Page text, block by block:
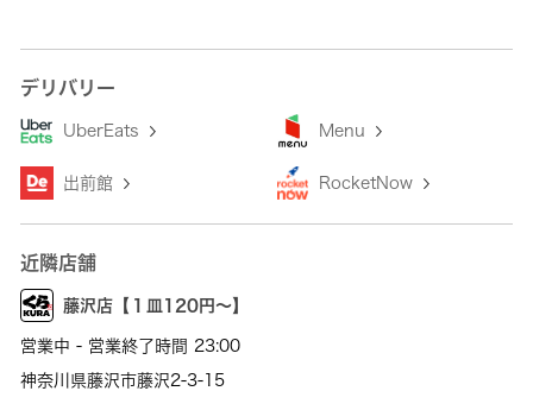
デリバリー
UberEats Menu
出前館 RocketNow
近隣店舗
藤沢店【１皿120円～】
営業中 - 営業終了時間 23:00
神奈川県藤沢市藤沢2-3-15